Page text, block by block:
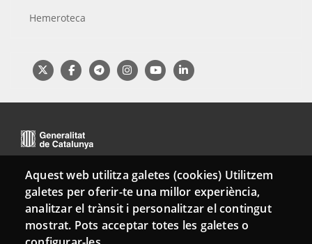
Hemeroteca
Aquest web utilitza galetes (cookies) Utilitzem
galetes per oferir-te una millor experiència,
analitzar el trànsit i personalitzar el contingut
mostrat. Pots acceptar totes les galetes o
Menu
Footer
Sobre la Red Punt TIC Aviso legal
Accesibilidad
Mapa web